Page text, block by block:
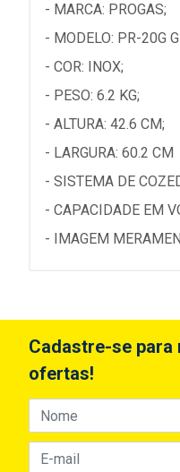
- MARCA: PROGAS;
- MODELO: PR-20G
- COR: INOX;
- PESO: 6.2 KG;
- ALTURA: 42.6 CM;
- LARGURA: 60.2 CM
- SISTEMA DE
- CAPACIDADE EM
- IMAGEM
Cadastre-se para
ofertas!